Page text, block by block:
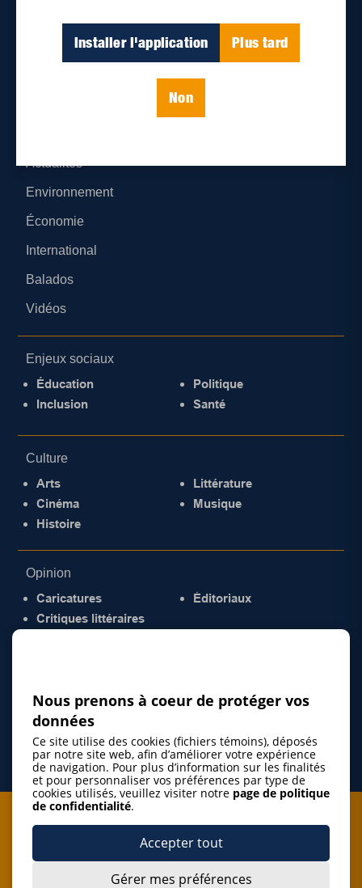
Installer l'application Plus tard
Non
Nous joindre
Parutions numériques
Actualités
Environnement
Économie
International
Balados
Vidéos
Enjeux sociaux
Éducation
Inclusion
Politique
Santé
Culture
Arts
Cinéma
Histoire
Littérature
Musique
Opinion
Caricatures
Critiques littéraires
Éditoriaux
Je m'abonne à l'infolettre
Nous prenons à coeur de protéger vos
données
Ce site utilise des cookies (fichiers témoins), déposés
par notre site web, afin d’améliorer votre expérience
de navigation. Pour plus d’information sur les finalités
et pour personnaliser vos préférences par type de
cookies utilisés, veuillez visiter notre page de politique
de confidentialité.
Accepter tout
Gérer mes préférences